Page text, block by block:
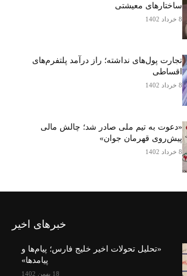
ساختارهای معیشتی
8 خرداد 1402
تجارت پول‌های نداشته؛ راز درآمد پلتفرم‌های
اقساطی
8 خرداد 1402
«دعوت به تیم ملی صادر شد؛ چالش مالی
پیش‌روی قهرمان جوان»
8 خرداد 1402
خبرهای اخیر
«تحلیل تحولات اخیر خلیج فارس؛ پیام‌ها و
پیامدها»
18 بهمن 1402